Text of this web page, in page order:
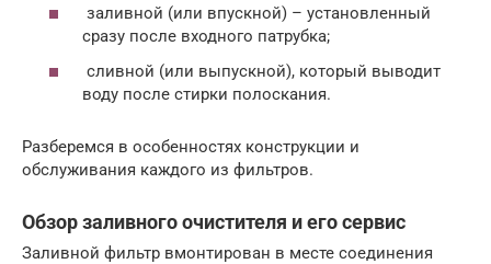
заливной (или впускной) – установленный
сразу после входного патрубка;
сливной (или выпускной), который выводит
воду после стирки полоскания.
Разберемся в особенностях конструкции и
обслуживания каждого из фильтров.
Обзор заливного очистителя и его сервис
Заливной фильтр вмонтирован в месте соединения